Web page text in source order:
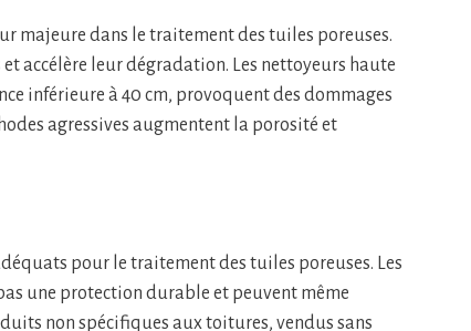
majeure dans le traitement des tuiles poreuses.
accélère leur dégradation. Les nettoyeurs haute
inférieure à 40 cm, provoquent des dommages
agressives augmentent la porosité et
pour le traitement des tuiles poreuses. Les
une protection durable et peuvent même
non spécifiques aux toitures, vendus sans